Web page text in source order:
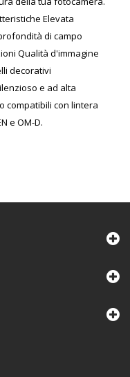
Elevata
di campo
Qualità d'immagine
decorativi
e ad alta
compatibili con lintera
e OM-D.